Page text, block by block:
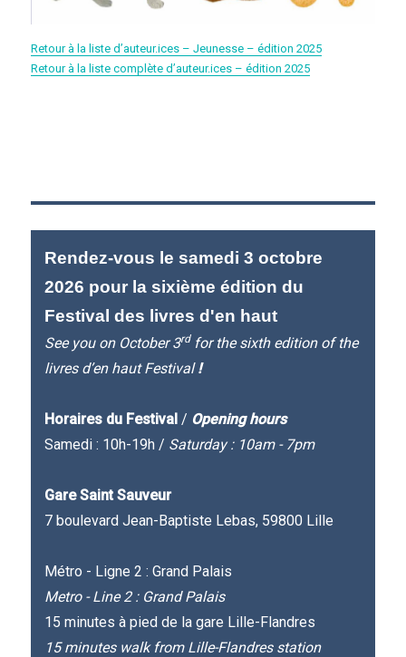
Retour à la liste d’auteur.ices – Jeunesse – édition 2025
Retour à la liste complète d’auteur.ices – édition 2025
Rendez-vous le samedi 3 octobre
2026 pour la sixième édition du
Festival des livres d'en haut
See you on October 3rdfor the sixth edition of the
livres d’en haut Festival!
Horaires du Festival / Opening hours
Samedi : 10h-19h / Saturday : 10am - 7pm
Gare Saint Sauveur
7 boulevard Jean-Baptiste Lebas, 59800 Lille
Métro - Ligne 2 : Grand Palais
Metro - Line 2 : Grand Palais
15 minutes à pied de la gare Lille-Flandres
15 minutes walk from Lille-Flandres station